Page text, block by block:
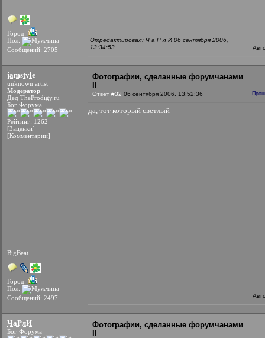
Город:
Пол:
Сообщений: 2705
Отредактировал: Ч а Р л И 06 сентября 2006,
13:34:53
jamstyle
unknown artist
Модератор
Дед TheProdigy.ru
Бог Форума
Рейтинг: 1262
[Заценки]
[Комментарии]
BigBeat
Город:
Пол:
Сообщений: 2497
Фотографии, сделанные форумчанами
Ответ #32 06 сентября 2006, 13:52:36
да, тот который светлый
ЧаРлИ
Бог Форума
Фотографии, сделанные форумчанами